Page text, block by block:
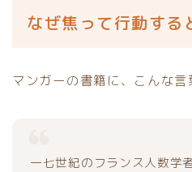
なぜ焦って行動する
マンガーの書籍に、こんな言
一七世紀のフランス人数学